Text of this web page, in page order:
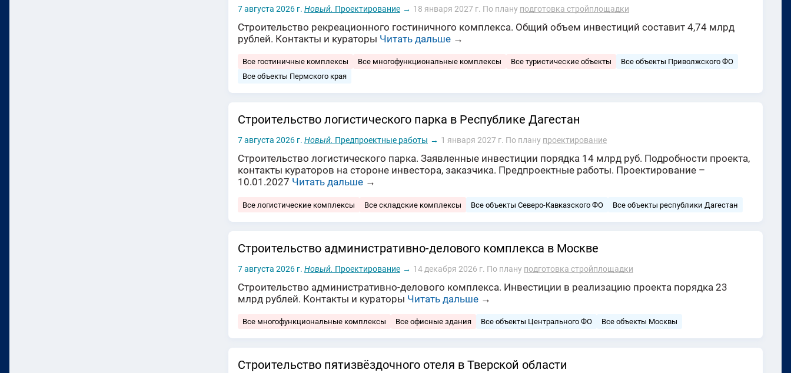
7 августа 2026 г. Новый. Проектирование → 18 января 2027 г. По плану подготовка стройплощадки
Строительство рекреационного гостиничного комплекса. Общий объем инвестиций составит 4,74 млрд
рублей. Контакты и кураторы Читать дальше →
Все гостиничные комплексы Все многофункциональные комплексы Все туристические объекты
Все объекты Приволжского ФО
Все объекты Пермского края
Строительство логистического парка в Республике Дагестан
7 августа 2026 г. Новый. Предпроектные работы → 1 января 2027 г. По плану проектирование
Строительство логистического парка. Заявленные инвестиции порядка 14 млрд руб. Подробности проекта,
контакты кураторов на стороне инвестора, заказчика. Предпроектные работы. Проектирование –
10.01.2027 Читать дальше →
Все логистические комплексы Все складские комплексы Все объекты Северо-Кавказского ФО Все объекты республики Дагестан
Строительство административно-делового комплекса в Москве
7 августа 2026 г. Новый. Проектирование → 14 декабря 2026 г. По плану подготовка стройплощадки
Строительство административно-делового комплекса. Инвестиции в реализацию проекта порядка 23
млрд рублей. Контакты и кураторы Читать дальше →
Все многофункциональные комплексы Все офисные здания Все объекты Центрального ФО Все объекты Москвы
Строительство пятизвёздочного отеля в Тверской области